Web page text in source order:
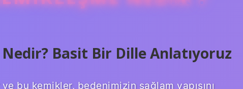
Basit Bir Dille Anlatıyoruz
bu kemikler, bedenimizin sağlam yapısını